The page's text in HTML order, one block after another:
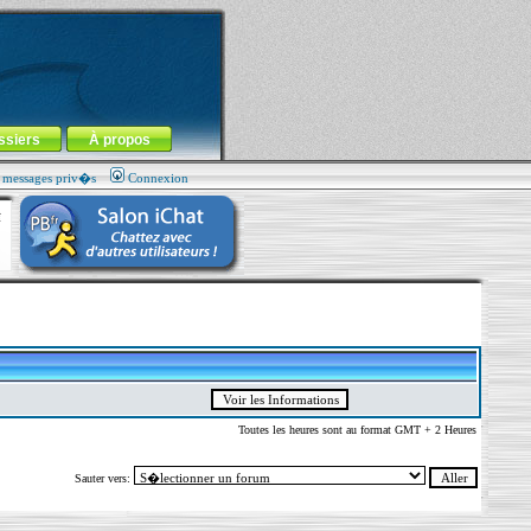
À propos
priv�s Connexion
Toutes les heures sont au format GMT + 2 Heures
Sauter vers: